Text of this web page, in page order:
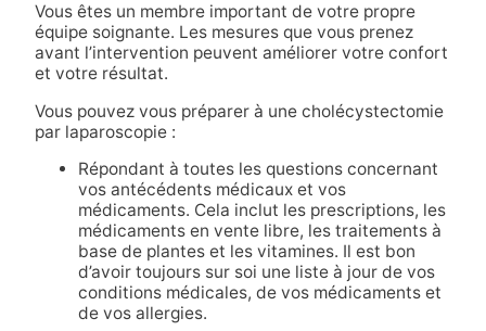
Vous êtes un membre important de votre propre
équipe soignante. Les mesures que vous prenez
avant l’intervention peuvent améliorer votre confort
et votre résultat.
Vous pouvez vous préparer à une cholécystectomie
par laparoscopie :
Répondant à toutes les questions concernant
vos antécédents médicaux et vos
médicaments. Cela inclut les prescriptions, les
médicaments en vente libre, les traitements à
base de plantes et les vitamines. Il est bon
d’avoir toujours sur soi une liste à jour de vos
conditions médicales, de vos médicaments et
de vos allergies.